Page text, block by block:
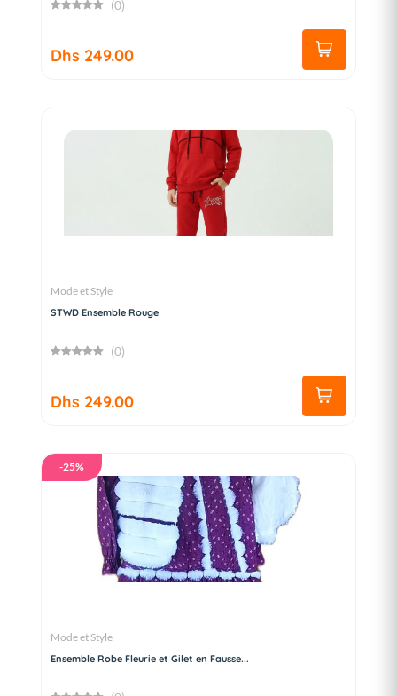
(0)
Dhs 249.00
Mode et Style
STWD Ensemble Rouge
(0)
Dhs 249.00
-25%
Mode et Style
Ensemble Robe Fleurie et Gilet en Fausse...